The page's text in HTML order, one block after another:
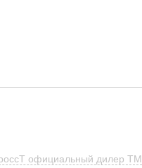
официальный дилер TM